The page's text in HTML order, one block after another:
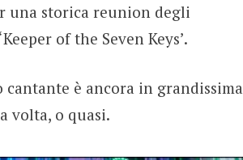
una storica reunion degli
of the Seven Keys’.
è ancora in grandissima
volta, o quasi.